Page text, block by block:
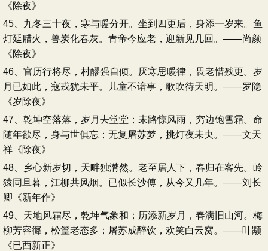
《除夜》
45、九冬三十夜，寒与暖分开。坐到四更后，身添一岁来。鱼
灯延腊火，兽炭化春灰。青帝今应老，迎新见几回。——尚颜
《除夜》
46、官历行将尽，村醪强自倾。厌寒思暖律，畏老惜残更。岁
月已如此，寇戎犹未平。儿童不谙事，歌吹待天明。——罗隐
《岁除夜》
47、乾坤空落落，岁月去堂堂；末路惊风雨，穷边饱雪霜。命
随年欲尽，身与世俱忘；无复屠苏梦，挑灯夜未央。——文天
祥《除夜》
48、乡心新岁切，天畔独潸然。老至居人下，春归在客先。岭
猿同旦暮，江柳共风烟。已似长沙傅，从今又几年。——刘长
卿《新年作》
49、天地风霜尽，乾坤气象和；历添新岁月，春满旧山河。梅
柳芳容徲，松篁老态多；屠苏成醉饮，欢笑白云窝。——叶颙
《已酉新正》